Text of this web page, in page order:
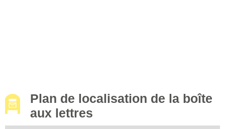
Plan de localisation de la boîte
aux lettres